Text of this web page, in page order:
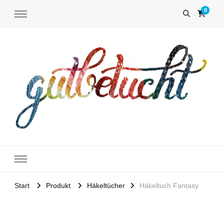
0
shop
Start Produkt Häkeltücher Häkeltuch Fantasy